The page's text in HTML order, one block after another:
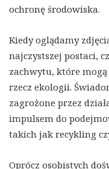
ochronę środowiska.
Kiedy oglądamy
najczystszej postaci,
zachwytu, które
rzecz ekologii.
zagrożone przez
impulsem do
takich jak recykling
Oprócz osobistych